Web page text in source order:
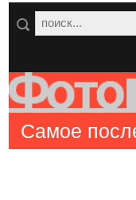
Самое